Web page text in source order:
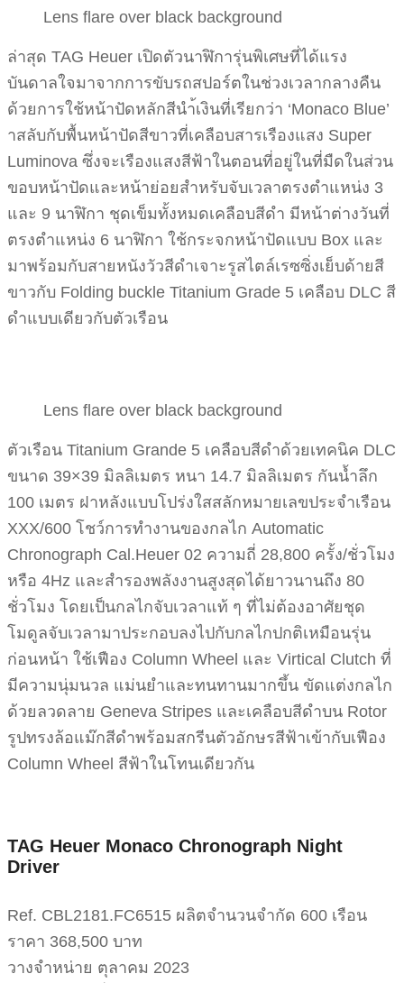
Lens flare over black background
ล่าสุด TAG Heuer เปิดตัวนาฬิการุ่นพิเศษที่ได้แรง
บันดาลใจมาจากการขับรถสปอร์ตในช่วงเวลากลางคืน
ด้วยการใช้หน้าปัดหลักสีนำ้เงินที่เรียกว่า ‘Monaco Blue’
าสลับกับพื้นหน้าปัดสีขาวที่เคลือบสารเรืองแสง Super
Luminova ซึ่งจะเรืองแสงสีฟ้าในตอนที่อยู่ในที่มืดในส่วน
ขอบหน้าปัดและหน้าย่อยสำหรับจับเวลาตรงตำแหน่ง 3
และ 9 นาฬิกา ชุดเข็มทั้งหมดเคลือบสีดำ มีหน้าต่างวันที่
ตรงตำแหน่ง 6 นาฬิกา ใช้กระจกหน้าปัดแบบ Box และ
มาพร้อมกับสายหนังวัวสีดำเจาะรูสไตล์เรซซิ่งเย็บด้ายสี
ขาวกับ Folding buckle Titanium Grade 5 เคลือบ DLC สี
ดำแบบเดียวกับตัวเรือน
Lens flare over black background
ตัวเรือน Titanium Grande 5 เคลือบสีดำด้วยเทคนิค DLC
ขนาด 39×39 มิลลิเมตร หนา 14.7 มิลลิเมตร กันน้ำลึก
100 เมตร ฝาหลังแบบโปร่งใสสลักหมายเลขประจำเรือน
XXX/600 โชว์การทำงานของกลไก Automatic
Chronograph Cal.Heuer 02 ความถี่ 28,800 ครั้ง/ชั่วโมง
หรือ 4Hz และสำรองพลังงานสูงสุดได้ยาวนานถึง 80
ชั่วโมง โดยเป็นกลไกจับเวลาแท้ ๆ ที่ไม่ต้องอาศัยชุด
โมดูลจับเวลามาประกอบลงไปกับกลไกปกติเหมือนรุ่น
ก่อนหน้า ใช้เฟือง Column Wheel และ Virtical Clutch ที่
มีความนุ่มนวล แม่นยำและทนทานมากขึ้น ขัดแต่งกลไก
ด้วยลวดลาย Geneva Stripes และเคลือบสีดำบน Rotor
รูปทรงล้อแม๊กสีดำพร้อมสกรีนตัวอักษรสีฟ้าเข้ากับเฟือง
Column Wheel สีฟ้าในโทนเดียวกัน
TAG Heuer Monaco Chronograph Night
Driver
Ref. CBL2181.FC6515 ผลิตจำนวนจำกัด 600 เรือน
ราคา 368,500 บาท
วางจำหน่าย ตุลาคม 2023